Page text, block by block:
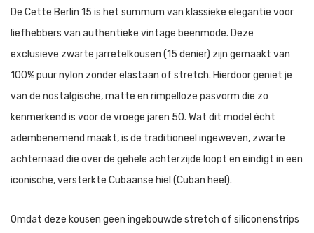
De Cette Berlin 15 is het summum van klassieke elegantie voor
liefhebbers van authentieke vintage beenmode. Deze
exclusieve zwarte jarretelkousen (15 denier) zijn gemaakt van
100% puur nylon zonder elastaan of stretch. Hierdoor geniet je
van de nostalgische, matte en rimpelloze pasvorm die zo
kenmerkend is voor de vroege jaren 50. Wat dit model écht
adembenemend maakt, is de traditioneel ingeweven, zwarte
achternaad die over de gehele achterzijde loopt en eindigt in een
iconische, versterkte Cubaanse hiel (Cuban heel).
Omdat deze kousen geen ingebouwde stretch of siliconenstrips